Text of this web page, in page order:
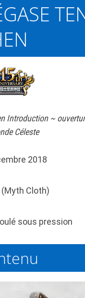
Introduction ~
Céleste
2018
Cloth)
sous pression